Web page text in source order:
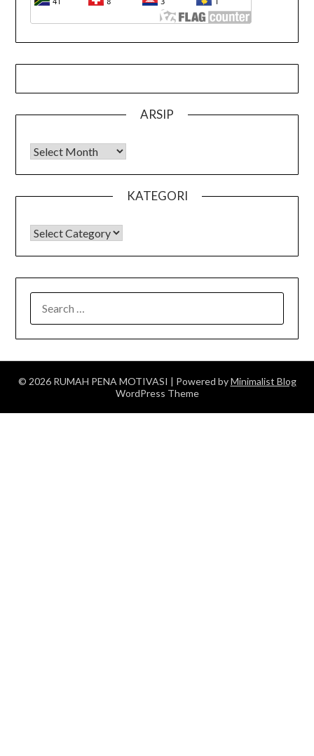
ARSIP
Arsip
KATEGORI
KATEGORI
FOR:
© 2026 RUMAH PENA MOTIVASI | Powered byMinimalist Blog
WordPress Theme